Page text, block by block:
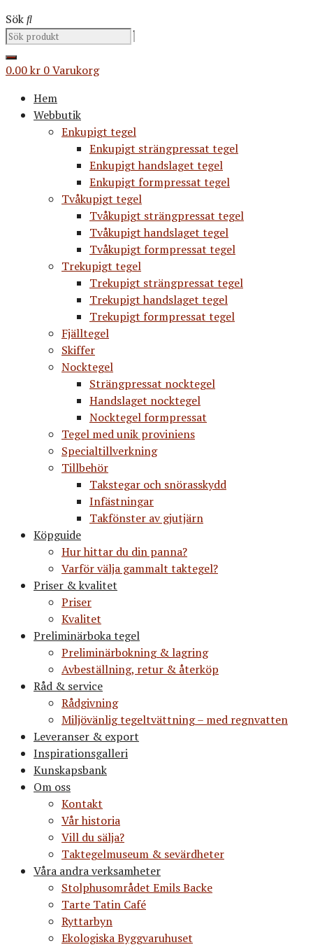
Sök
0.00kr 0Varukorg
Hem
Webbutik
Enkupigt tegel
Enkupigt strängpressat tegel
Enkupigt handslaget tegel
Enkupigt formpressat tegel
Tvåkupigt tegel
Tvåkupigt strängpressat tegel
Tvåkupigt handslaget tegel
Tvåkupigt formpressat tegel
Trekupigt tegel
Trekupigt strängpressat tegel
Trekupigt handslaget tegel
Trekupigt formpressat tegel
Fjälltegel
Skiffer
Nocktegel
Strängpressat nocktegel
Handslaget nocktegel
Nocktegel formpressat
Tegel med unik proviniens
Specialtillverkning
Tillbehör
Takstegar och snörasskydd
Infästningar
Takfönster av gjutjärn
Köpguide
Hur hittar du din panna?
Varför välja gammalt taktegel?
Priser & kvalitet
Priser
Kvalitet
Preliminärboka tegel
Preliminärbokning & lagring
Avbeställning, retur & återköp
Råd & service
Rådgivning
Miljövänlig tegeltvättning – med regnvatten
Leveranser & export
Inspirationsgalleri
Kunskapsbank
Om oss
Kontakt
Vår historia
Vill du sälja?
Taktegelmuseum & sevärdheter
Våra andra verksamheter
Stolphusområdet Emils Backe
Tarte Tatin Café
Ryttarbyn
Ekologiska Byggvaruhuset